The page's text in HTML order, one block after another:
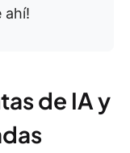
ahí!
de IA y